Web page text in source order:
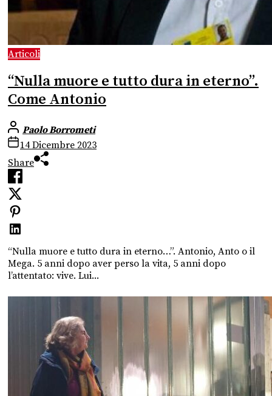
Articoli
“Nulla muore e tutto dura in eterno”.
Come Antonio
Paolo Borrometi
14 Dicembre 2023
Share
“Nulla muore e tutto dura in eterno…”. Antonio, Anto o il
Mega. 5 anni dopo aver perso la vita, 5 anni dopo
l’attentato: vive. Lui...